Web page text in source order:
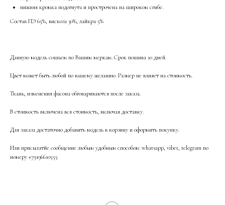
нижняя кромка подогнута и прострочена на широком сгибе.
Состав ПЭ 65%, вискоза 30%, лайкра 5%
Данную модель сошьем по Вашим меркам. Срок пошива 10 дней.
Цвет может быть любой по вашему желанию. Размер не влияет на стоимость.
Ткань, изменения фасона обговариваются после заказа.
В стоимость включена вся стоимость, включая доставку.
Для заказа достаточно добавить модель в корзину и оформить покупку.
Или присылатйе сообщение любым удобным способом: whatsapp, viber, telegram по
номеру +79196610555